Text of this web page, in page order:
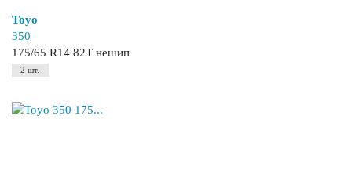
Toyo
350
175/65 R14 82T нешип
2 шт.